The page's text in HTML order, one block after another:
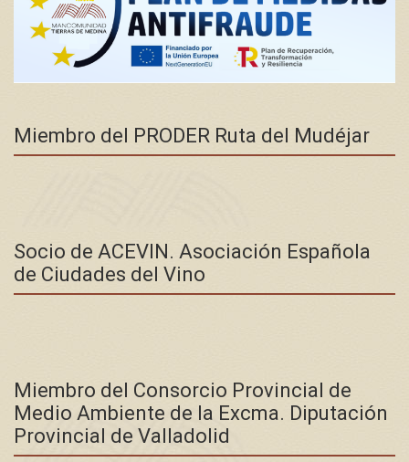
Miembro del PRODER Ruta del Mudéjar
Socio de ACEVIN. Asociación Española
de Ciudades del Vino
Miembro del Consorcio Provincial de
Medio Ambiente de la Excma. Diputación
Provincial de Valladolid